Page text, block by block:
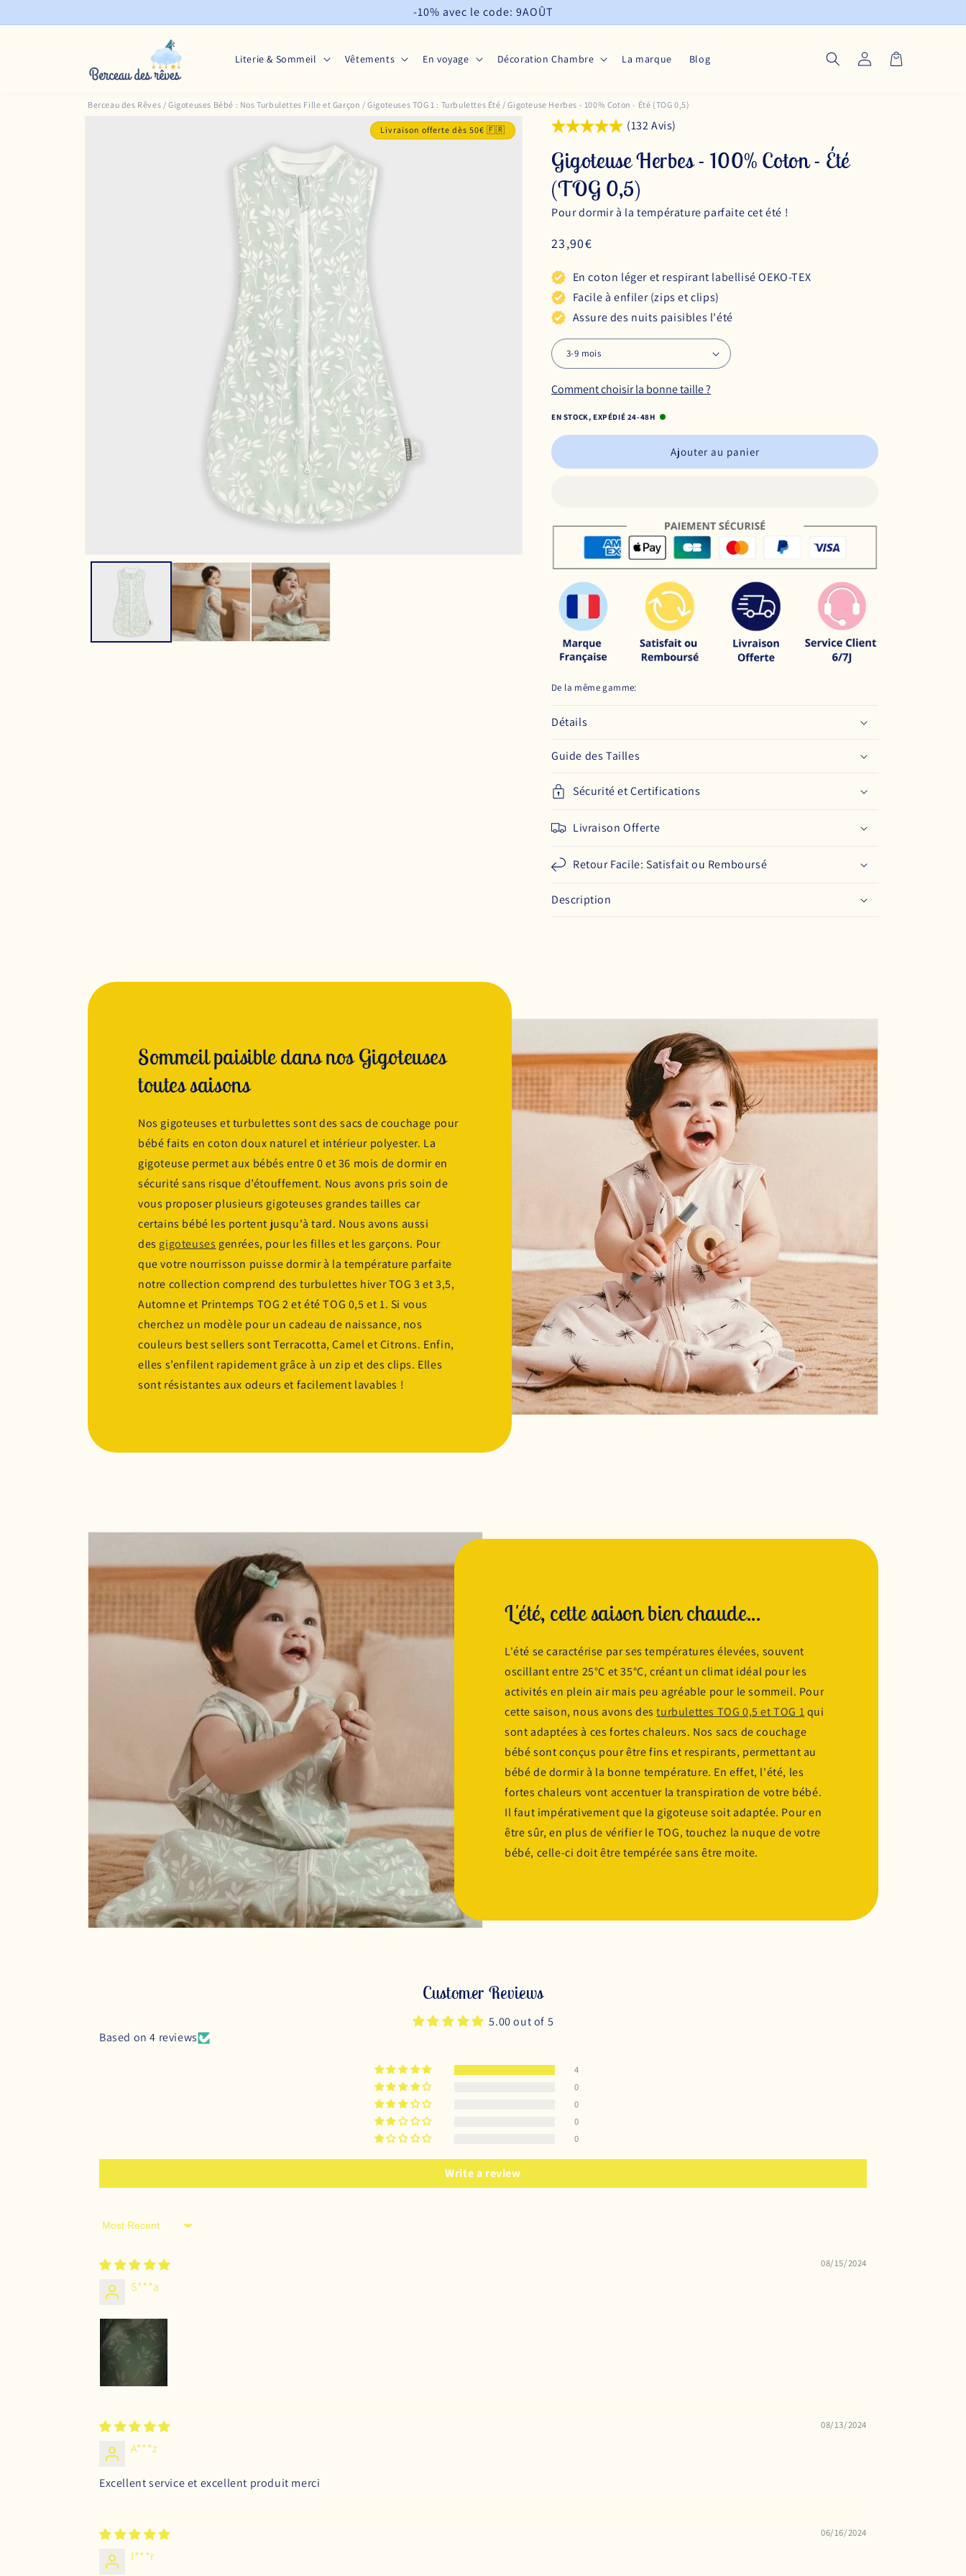
au
-10% avec le code: 9AOÛT
Literie & Sommeil Vêtements En voyage Décoration Chambre La marque Blog Connexion Panier
Berceau des Rêves /Gigoteuses Bébé : Nos Turbulettes Fille et Garçon /Gigoteuses TOG 1 : Turbulettes Été /Gigoteuse Herbes - 100% Coton - Été (TOG 0,5)
Livraison offerte dès 50€ 🇫🇷 (132 Avis)
Gigoteuse Herbes - 100% Coton - Été
(TOG 0,5)
Pour dormir à la température parfaite cet été !
Prix
23,90€
En coton léger et respirant labellisé OEKO-TEX
Facile à enfiler (zips et clips)
Assure des nuits paisibles l'été
Comment choisir la bonne taille ?
EN STOCK, EXPÉDIÉ 24-48H
Ajouter au panier
De la même gamme:
Détails
Guide des Tailles
Sécurité et Certifications
Livraison Offerte
Retour Facile: Satisfait ou Remboursé
Description
Sommeil paisible dans nos Gigoteuses
toutes saisons
Nos gigoteuses et turbulettes sont des sacs de couchage pour
bébé faits en coton doux naturel et intérieur polyester. La
gigoteuse permet aux bébés entre 0 et 36 mois de dormir en
sécurité sans risque d’étouffement. Nous avons pris soin de
vous proposer plusieurs gigoteuses grandes tailles car
certains bébé les portent jusqu'à tard. Nous avons aussi
des gigoteuses genrées, pour les filles et les garçons. Pour
que votre nourrisson puisse dormir à la température parfaite
notre collection comprend des turbulettes hiver TOG 3 et 3,5,
Automne et Printemps TOG 2 et été TOG 0,5 et 1. Si vous
cherchez un modèle pour un cadeau de naissance, nos
couleurs best sellers sont Terracotta, Camel et Citrons. Enfin,
elles s’enfilent rapidement grâce à un zip et des clips. Elles
sont résistantes aux odeurs et facilement lavables !
L'été, cette saison bien chaude...
L'été se caractérise par ses températures élevées, souvent
oscillant entre 25°C et 35°C, créant un climat idéal pour les
activités en plein air mais peu agréable pour le sommeil. Pour
cette saison, nous avons desturbulettes TOG 0,5 et TOG 1qui
sont adaptées à ces fortes chaleurs. Nos sacs de couchage
bébé sont conçus pour être fins et respirants, permettant au
bébé de dormir à la bonne température. En effet, l'été, les
fortes chaleurs vont accentuer la transpiration de votre bébé.
Il faut impérativement que la gigoteuse soit adaptée. Pour en
être sûr, en plus de vérifier le TOG, touchez la nuque de votre
bébé, celle-ci doit être tempérée sans être moite.
Customer Reviews
5.00 out of 5
Based on 4 reviews
4
0
0
0
0
Write a review
Sort by
08/15/2024
S***a
08/13/2024
A***z
Excellent service et excellent produit merci
06/16/2024
I***r